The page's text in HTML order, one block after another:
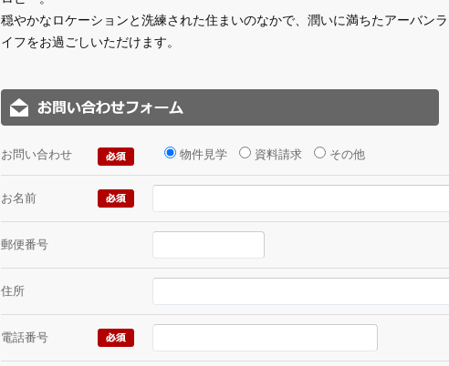
穏やかなロケーションと洗練された住まいのなかで、潤いに満ちたアーバンラ
イフをお過ごしいただけます。
お問い合わせ 物件見学 資料請求 その他
お名前
郵便番号
住所
電話番号